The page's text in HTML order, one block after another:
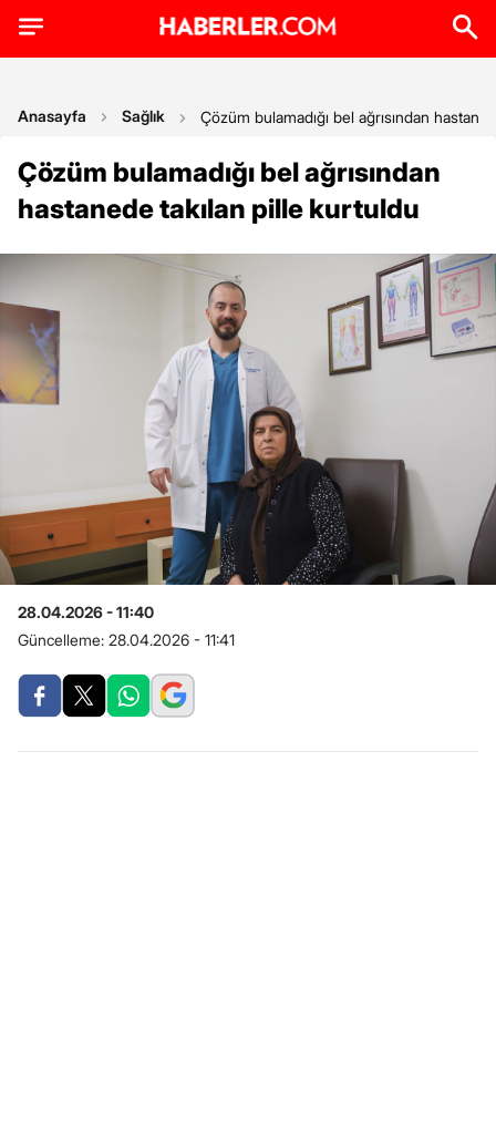
Anasayfa Sağlık Çözüm bulamadığı bel ağrısından
Çözüm bulamadığı bel ağrısından
hastanede takılan pille kurtuldu
28.04.2026 - 11:40
Güncelleme: 28.04.2026 - 11:41